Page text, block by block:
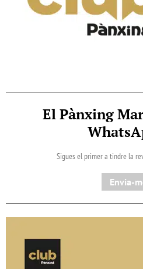
El Pànxing
Sigues el primer a tindre la
Envia-